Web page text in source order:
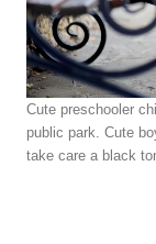
Cute preschooler
public park. Cute
take care a black